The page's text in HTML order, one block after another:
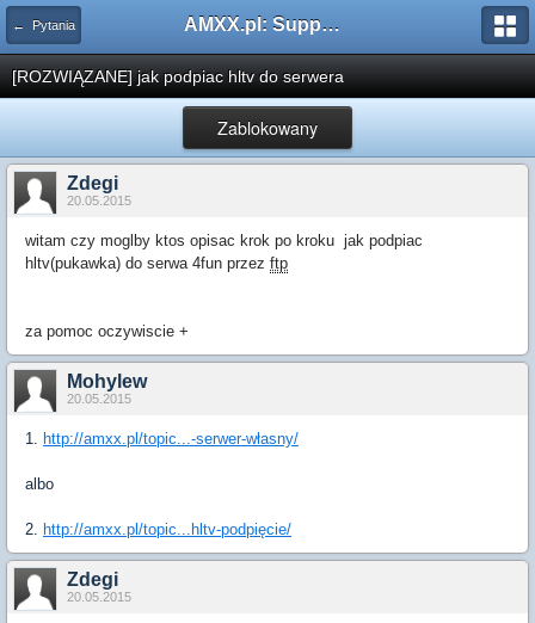
← Pytania AMXX.pl: Support AMX Mod X i SourceMod
[ROZWIĄZANE] jak podpiac hltv do serwera
Zablokowany
Zdegi
20.05.2015
witam czy moglby ktos opisac krok po kroku jak podpiac
hltv(pukawka) do serwa 4fun przez ftp
za pomoc oczywiscie +
Mohylew
20.05.2015
1. http://amxx.pl/topic...-serwer-własny/
albo
2. http://amxx.pl/topic...hltv-podpięcie/
Zdegi
20.05.2015